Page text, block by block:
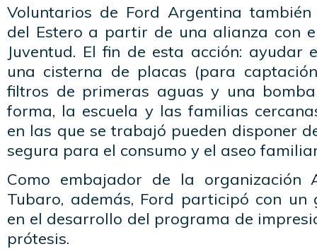
Voluntarios de Ford Argentina
del Estero a partir de una alianza con
Juventud. El fin de esta acción: ayudar
una cisterna de placas (para
filtros de primeras aguas y una
forma, la escuela y las familias
en las que se trabajó pueden disponer
segura para el consumo y el aseo
Como embajador de la organización
Tubaro, además, Ford participó con
en el desarrollo del programa de
prótesis.